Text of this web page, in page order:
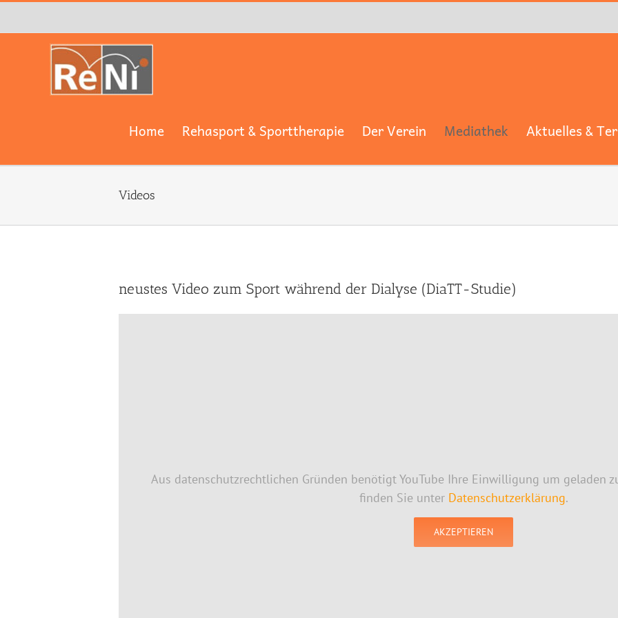
Home Rehasport & Sporttherapie Der Verein Mediathek Aktuelles &
Videos
neustes Video zum Sport während der Dialyse (DiaTT-Studie)
Aus datenschutzrechtlichen Gründen benötigt YouTube Ihre Einwilligung um geladen
finden Sie unter Datenschutzerklärung.
AKZEPTIEREN